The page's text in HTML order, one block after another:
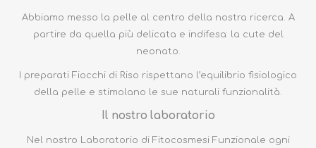
Abbiamo messo la pelle al centro della nostra ricerca. A
partire da quella più delicata e indifesa: la cute del
neonato.
I preparati Fiocchi di Riso rispettano l’equilibrio fisiologico
della pelle e stimolano le sue naturali funzionalità.
Il nostro laboratorio
Nel nostro Laboratorio di Fitocosmesi Funzionale ogni